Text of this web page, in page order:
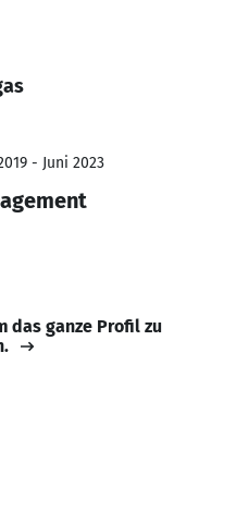
- Juni 2023
das ganze Profil zu